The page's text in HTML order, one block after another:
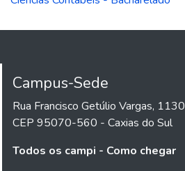
Campus-Sede
Rua Francisco Getúlio Vargas, 1130
CEP 95070-560 - Caxias do Sul
Todos os campi - Como chegar